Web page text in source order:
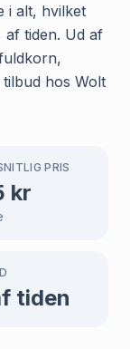
i alt, hvilket
af tiden. Ud af
hos Wolt
PRIS
kr
tiden